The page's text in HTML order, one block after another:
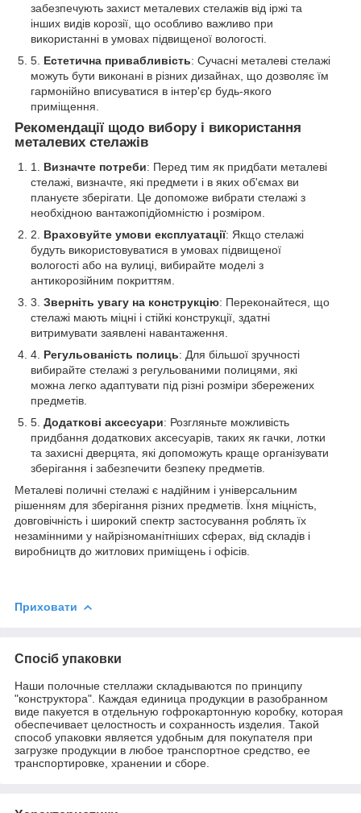
забезпечують захист металевих стелажів від іржі та
інших видів корозії, що особливо важливо при
використанні в умовах підвищеної вологості.
Естетична привабливість: Сучасні металеві стелажі
можуть бути виконані в різних дизайнах, що дозволяє їм
гармонійно вписуватися в інтер'єр будь-якого
приміщення.
Рекомендації щодо вибору і використання
металевих стелажів
Визначте потреби: Перед тим як придбати металеві
стелажі, визначте, які предмети і в яких об'ємах ви
плануєте зберігати. Це допоможе вибрати стелажі з
необхідною вантажопідйомністю і розміром.
Враховуйте умови експлуатації: Якщо стелажі
будуть використовуватися в умовах підвищеної
вологості або на вулиці, вибирайте моделі з
антикорозійним покриттям.
Зверніть увагу на конструкцію: Переконайтеся, що
стелажі мають міцні і стійкі конструкції, здатні
витримувати заявлені навантаження.
Регульованість полиць: Для більшої зручності
вибирайте стелажі з регульованими полицями, які
можна легко адаптувати під різні розміри збережених
предметів.
Додаткові аксесуари: Розгляньте можливість
придбання додаткових аксесуарів, таких як гачки, лотки
та захисні дверцята, які допоможуть краще організувати
зберігання і забезпечити безпеку предметів.
Металеві поличні стелажі є надійним і універсальним
рішенням для зберігання різних предметів. Їхня міцність,
довговічність і широкий спектр застосування роблять їх
незамінними у найрізноманітніших сферах, від складів і
виробництв до житлових приміщень і офісів.
Приховати
Спосіб упаковки
Наши полочные стеллажи складываются по принципу
"конструктора". Каждая единица продукции в разобранном
виде пакуется в отдельную гофрокартонную коробку, которая
обеспечивает целостность и сохранность изделия. Такой
способ упаковки является удобным для покупателя при
загрузке продукции в любое транспортное средство, ее
транспортировке, хранении и сборе.